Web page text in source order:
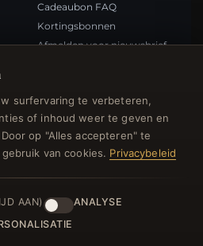
surfervaring te verbeteren,
of inhoud weer te geven en
op "Alles accepteren" te
van cookies. Privacybeleid
AAN)
ANALYSE
Cadeaubon FAQ
Kortingsbonnen
Afmelden voor nieuwsbrief
BETAALMETHODEN